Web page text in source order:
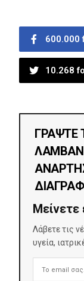
600.000
10.268
Μείνετε
Λάβετε τις
υγεία,